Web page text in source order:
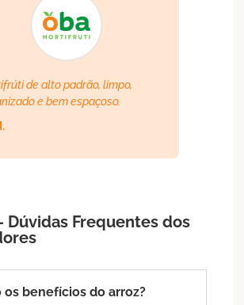
de alto padrão, limpo,
e bem espaçoso.
Dúvidas Frequentes dos
os benefícios do arroz?